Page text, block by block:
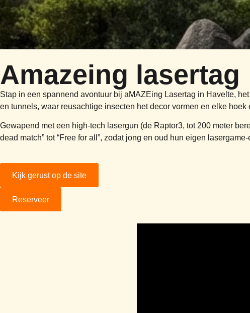
Amazeing lasertag
Stap in een spannend avontuur bij aMAZEing Lasertag in Havelte,
en tunnels, waar reusachtige insecten het decor vormen en elke hoek
Gewapend met een high-tech lasergun (de Raptor3, tot 200 meter
dead match” tot “Free for all”, zodat jong en oud hun eigen
Kijk gerust op de site
Reserveer